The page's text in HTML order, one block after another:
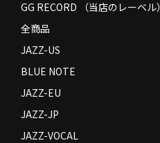
GG RECORD （当店のレーベル）
全商品
JAZZ-US
BLUE NOTE
JAZZ-EU
JAZZ-JP
JAZZ-VOCAL